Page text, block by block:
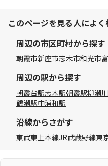
このページを見る人によ
周辺の市区町村から探す
朝霞市新座市志木市和光市
周辺の駅から探す
朝霞台駅志木駅朝霞駅柳瀬
鶴瀬駅中浦和駅
沿線からさがす
東武東上本線JR武蔵野線東